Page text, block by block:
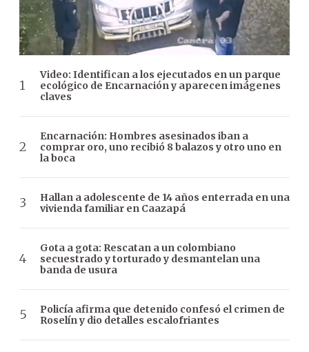
Video: Identifican a los ejecutados en un parque
ecológico de Encarnación y aparecen imágenes
claves
Encarnación: Hombres asesinados iban a
comprar oro, uno recibió 8 balazos y otro uno en
la boca
Hallan a adolescente de 14 años enterrada en una
vivienda familiar en Caazapá
Gota a gota: Rescatan a un colombiano
secuestrado y torturado y desmantelan una
banda de usura
Policía afirma que detenido confesó el crimen de
Roselín y dio detalles escalofriantes